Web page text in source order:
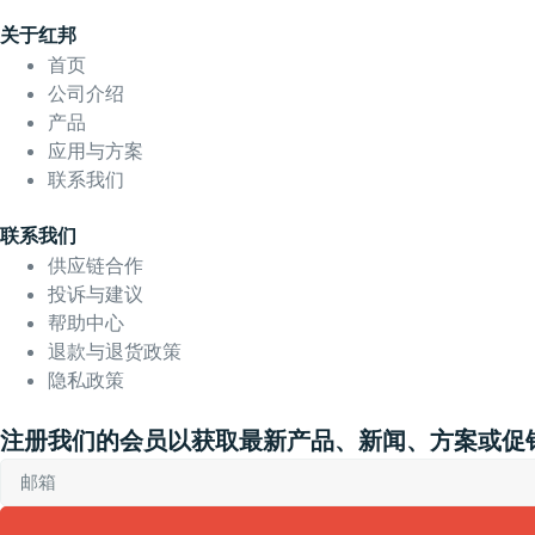
关于红邦
首页
公司介绍
产品
应用与方案
联系我们
联系我们
供应链合作
投诉与建议
帮助中心
退款与退货政策
隐私政策
注册我们的会员以获取最新产品、新闻、方案或促